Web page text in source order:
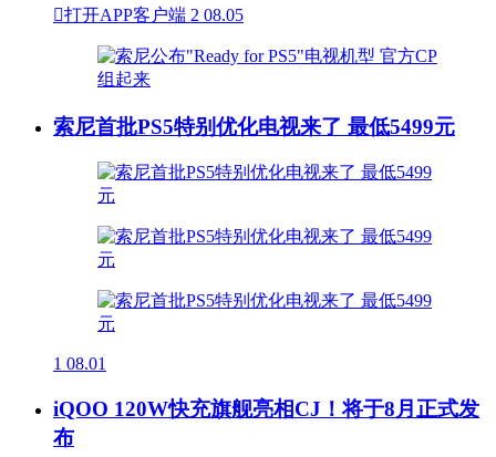
打开APP客户端 2 08.05
索尼首批PS5特别优化电视来了 最低5499元
1 08.01
iQOO 120W快充旗舰亮相CJ！将于8月正式发
布